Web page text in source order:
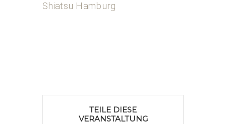
Shiatsu Hamburg
TEILE DIESE
VERANSTALTUNG